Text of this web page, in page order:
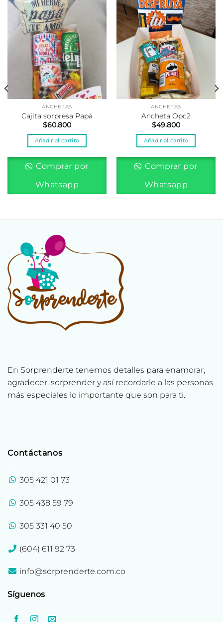
ANCHETAS
Cajita sorpresa Papá
$60.800
Añadir al carrito
Comprar por
Whatsapp
ANCHETAS
Ancheta Opc2
$49.800
Añadir al carrito
Comprar por
Whatsapp
En Sorprenderte tenemos detalles para enamorar,
agradecer, sorprender y así recordarle a las personas
más especiales lo importante que son para ti.
Contáctanos
305 421 01 73
305 438 59 79
305 331 40 50
(604) 611 92 73
info@sorprenderte.com.co
Síguenos